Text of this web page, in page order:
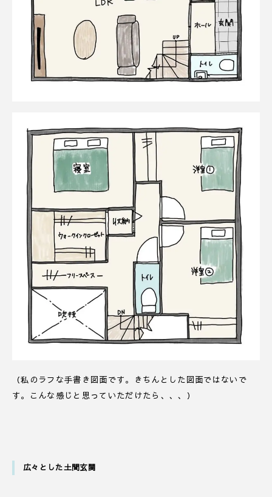
（私のラフな手書き図面です。きちんとした図面ではないで
す。こんな感じと思っていただけたら、、、）
広々とした土間玄関